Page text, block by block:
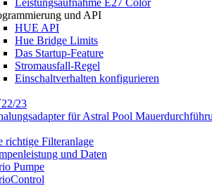
Leistungsaufnahme E27 Color
und API
HUE API
Hue Bridge Limits
Das Startup-Feature
Stromausfall-Regel
Einschaltverhalten konfigurieren
23
für Astral Pool
richtige Filter­anlage
und Daten
Pumpe